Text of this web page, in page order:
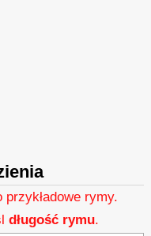
rymy.
długość rymu.